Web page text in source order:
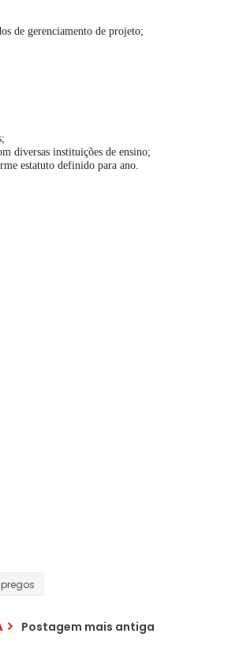
de gerenciamento de projeto;
diversas instituições de ensino;
estatuto definido para ano.
Postagem mais antiga